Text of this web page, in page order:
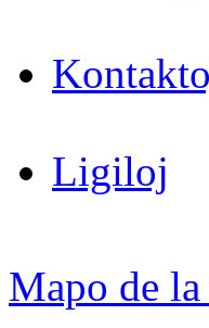
Ligiloj
Mapo de